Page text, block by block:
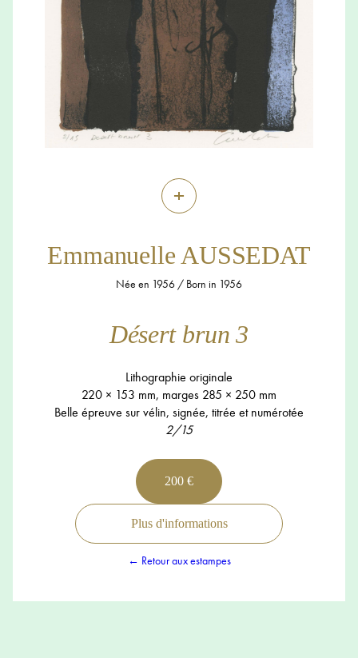
+
Emmanuelle AUSSEDAT
Née en 1956 / Born in 1956
Désert brun 3
Lithographie originale
220 × 153 mm, marges 285 × 250 mm
Belle épreuve sur vélin, signée, titrée et numérotée
2/15
200 €
Plus d'informations
← Retour aux estampes